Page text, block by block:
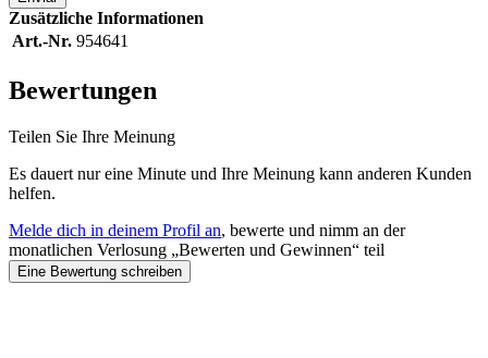
Zusätzliche Informationen
Art.-Nr. 954641
Bewertungen
Teilen Sie Ihre Meinung
Es dauert nur eine Minute und Ihre Meinung kann anderen Kunden
helfen.
Melde dich in deinem Profil an, bewerte und nimm an der
monatlichen Verlosung „Bewerten und Gewinnen“ teil
Eine Bewertung schreiben